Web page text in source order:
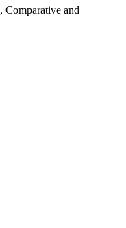
Comparative and